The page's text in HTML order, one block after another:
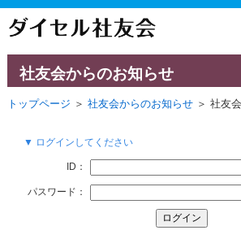
社友会からのお知らせ
トップページ ＞ 社友会からのお知らせ＞ 社友
▼ ログインしてください
ID：
パスワード：